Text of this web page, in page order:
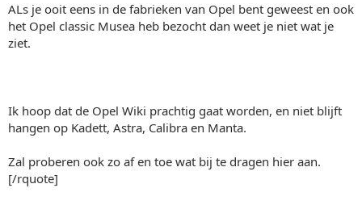
ALs je ooit eens in de fabrieken van Opel bent geweest en ook
het Opel classic Musea heb bezocht dan weet je niet wat je
ziet.
Ik hoop dat de Opel Wiki prachtig gaat worden, en niet blijft
hangen op Kadett, Astra, Calibra en Manta.
Zal proberen ook zo af en toe wat bij te dragen hier aan.
[/rquote]